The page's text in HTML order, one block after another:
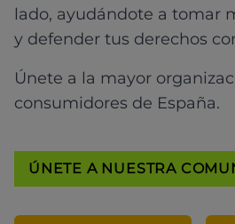
lado, ayudándote a tomar
y defender tus derechos
Únete a la mayor
consumidores de España.
ÚNETE A NUESTRA